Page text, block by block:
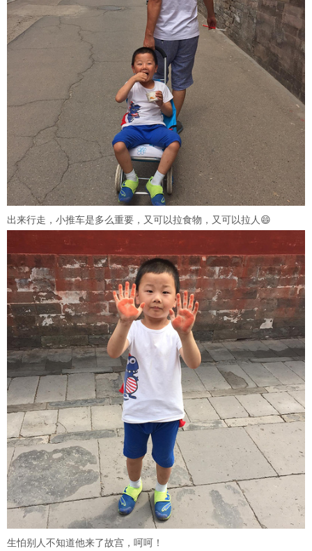
出来行走，小推车是多么重要，又可以拉食物，又可以拉人😄
生怕别人不知道他来了故宫，呵呵！